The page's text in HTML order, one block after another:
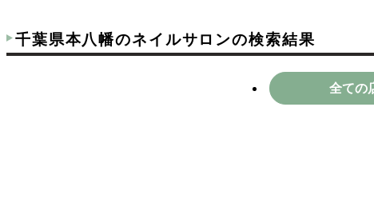
千葉県本八幡のネイルサロンの検索結果
全ての